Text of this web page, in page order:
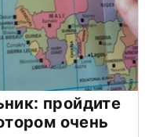
пройдите
очень